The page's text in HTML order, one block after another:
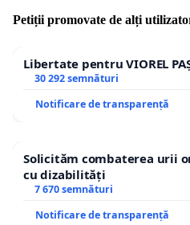
Petiții promovate de alți
Libertate pentru VIOREL
30 292 semnături
Notificare de transparență
Solicităm combaterea urii
cu dizabilități
7 670 semnături
Notificare de transparență